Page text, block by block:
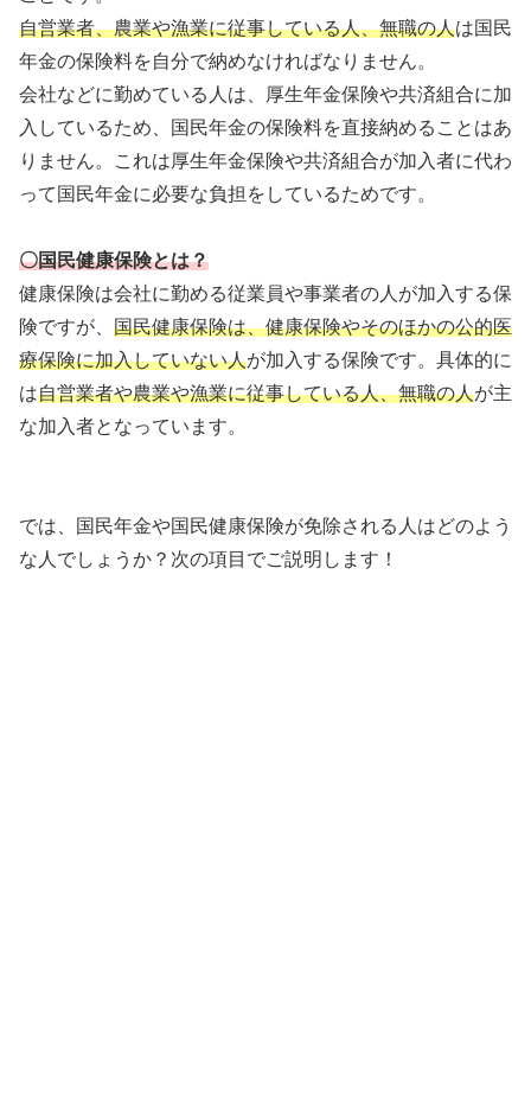
自営業者、農業や漁業に従事している人、無職の人は国民
年金の保険料を自分で納めなければなりません。
会社などに勤めている人は、厚生年金保険や共済組合に加
入しているため、国民年金の保険料を直接納めることはあ
りません。これは厚生年金保険や共済組合が加入者に代わ
って国民年金に必要な負担をしているためです。
〇国民健康保険とは？
健康保険は会社に勤める従業員や事業者の人が加入する保
険ですが、 国民健康保険は、健康保険やそのほかの公的医
療保険に加入していない人が加入する保険です。具体的に
は自営業者や農業や漁業に従事している人、無職の人が主
な加入者となっています。
では、国民年金や国民健康保険が免除される人はどのよう
な人でしょうか？次の項目でご説明します！